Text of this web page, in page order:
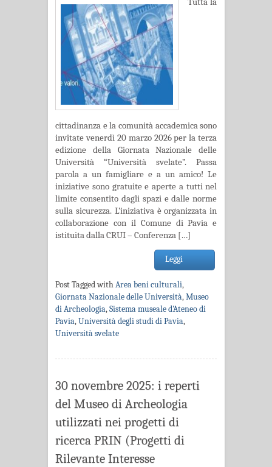
cittadinanza e la comunità accademica sono
invitate venerdì 20 marzo 2026 per la terza
edizione della Giornata Nazionale delle
Università “Università svelate”. Passa
parola a un famigliare e a un amico! Le
iniziative sono gratuite e aperte a tutti nel
limite consentito dagli spazi e dalle norme
sulla sicurezza. L’iniziativa è organizzata in
collaborazione con il Comune di Pavia e
istituita dalla CRUI – Conferenza […]
Leggi
Post Tagged withArea beni culturali,
Giornata Nazionale delle Università,Museo
di Archeologia,Sistema museale d'Ateneo di
Pavia,Università degli studi di Pavia,
Università svelate
30 novembre 2025: i reperti
del Museo di Archeologia
utilizzati nei progetti di
ricerca PRIN (Progetti di
Rilevante Interesse